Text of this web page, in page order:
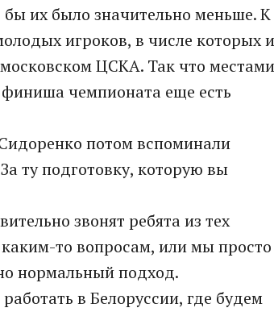
их было значительно меньше. К
игроков, в числе которых и
ЦСКА. Так что местами
финиша чемпионата еще есть
потом вспоминали
ту подготовку, которую вы
звонят ребята из тех
то вопросам, или мы просто
нормальный подход.
в Белоруссии, где будем